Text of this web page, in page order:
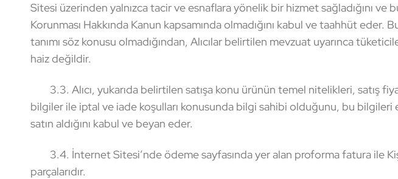
Sitesi üzerinden yalnızca tacir ve esnaflara yönelik bir hizmet sağladığını
Korunması Hakkında Kanun kapsamında olmadığını kabul ve taahhüt eder.
tanımı söz konusu olmadığından, Alıcılar belirtilen mevzuat uyarınca
haiz değildir.
3.3. Alıcı, yukarıda belirtilen satışa konu ürünün temel nitelikleri, satış
bilgiler ile iptal ve iade koşulları konusunda bilgi sahibi olduğunu, bu
satın aldığını kabul ve beyan eder.
3.4. İnternet Sitesi’nde ödeme sayfasında yer alan proforma fatura ile
parçalarıdır.